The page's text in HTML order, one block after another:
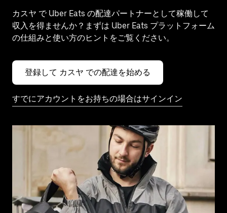
カスヤ で Uber Eats の配達パートナーとして稼働して
収入を得ませんか？まずは Uber Eats プラットフォーム
の仕組みと使い方のヒントをご覧ください。
登録して カスヤ での配達を始める
すでにアカウントをお持ちの場合はサインイン